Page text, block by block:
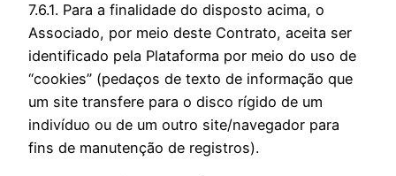
7.6.1. Para a finalidade do disposto acima, o
Associado, por meio deste Contrato, aceita ser
identificado pela Plataforma por meio do uso de
“cookies” (pedaços de texto de informação que
um site transfere para o disco rígido de um
indivíduo ou de um outro site/navegador para
fins de manutenção de registros).